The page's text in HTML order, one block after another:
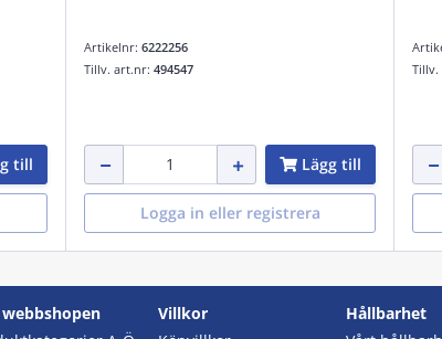
till
Artikelnr: 6222256
Tillv. art.nr: 494547
Lägg till
Logga in eller registrera
Villkor
Hållbarhet